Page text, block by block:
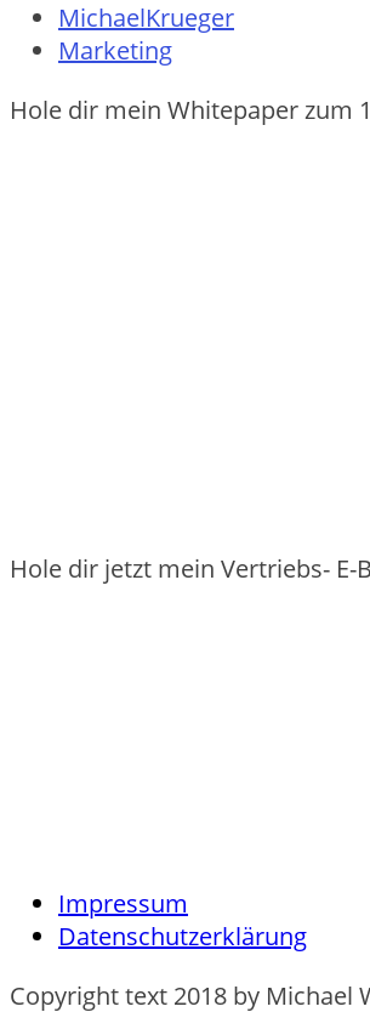
MichaelKrueger
Marketing
Hole dir mein Whitepaper zum
Hole dir jetzt mein Vertriebs-
Impressum
Datenschutzerklärung
Copyright text 2018 by Michael